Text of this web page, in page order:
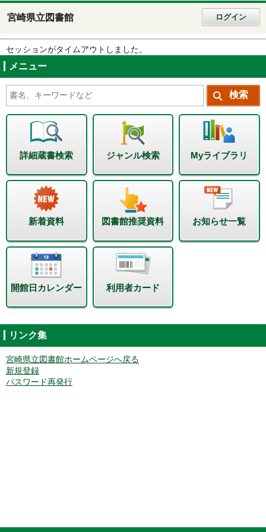
宮崎県立図書館 ログイン
セッションがタイムアウトしました。
メニュー
詳細蔵書検索 ジャンル検索 Myライブラリ
新着資料 図書館推奨資料 お知らせ一覧
開館日カレンダー 利用者カード
リンク集
宮崎県立図書館ホームページへ戻る
新規登録
パスワード再発行